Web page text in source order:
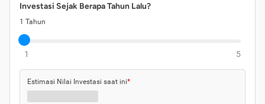
Investasi Sejak Berapa Tahun Lalu?
1 Tahun
1 5
Estimasi Nilai Investasi saat ini*